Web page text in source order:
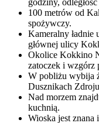
100 metrów od
spożywczy.
Kameralny ładnie
głównej ulicy
Okolice Kokkino
zatoczek i wzgórz
W pobliżu wybija
Dusznikach
Nad morzem
kuchnią.
Wioska jest